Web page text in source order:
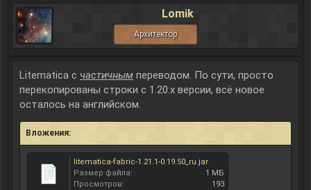
Lomik
Архитектор
Litematica с частичным переводом. По сути, просто
перекопированы строки с 1.20.x версии, всё новое
осталось на английском.
Вложения:
litematica-fabric-1.21.1-0.19.50_ru.jar
Размер файла:
1 МБ
Просмотров:
193